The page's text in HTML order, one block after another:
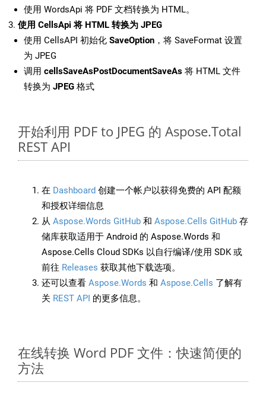
使用 WordsApi 将 PDF 文档转换为 HTML。
使用 CellsApi 将 HTML 转换为 JPEG
使用 CellsAPI 初始化 SaveOption ，将 SaveFormat 设置
为 JPEG
调用 cellsSaveAsPostDocumentSaveAs 将 HTML 文件
转换为 JPEG 格式
开始利用 PDF to JPEG 的 Aspose.Total
REST API
在 Dashboard 创建一个帐户以获得免费的 API 配额
和授权详细信息
从 Aspose.Words GitHub 和 Aspose.Cells GitHub 存
储库获取适用于 Android 的 Aspose.Words 和
Aspose.Cells Cloud SDKs 以自行编译/使用 SDK 或
前往 Releases 获取其他下载选项。
还可以查看 Aspose.Words 和 Aspose.Cells 了解有
关 REST API 的更多信息。
在线转换 Word PDF 文件：快速简便的
方法